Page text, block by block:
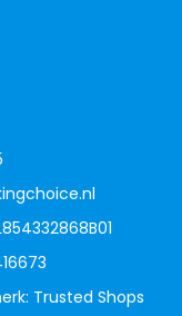
Trusted Shops